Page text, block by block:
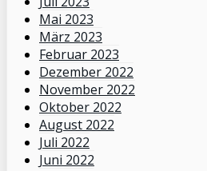
Mai 2023
März 2023
Februar 2023
Dezember 2022
November 2022
Oktober 2022
August 2022
Juli 2022
Juni 2022